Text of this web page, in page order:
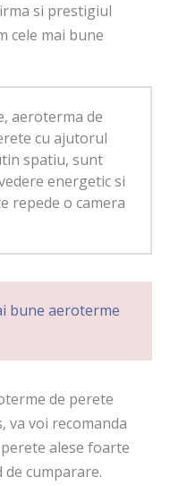
si prestigiul
cele mai bune
aeroterma de
cu ajutorul
spatiu, sunt
energetic si
repede o camera
bune aeroterme
de perete
va voi recomanda
alese foarte
cumparare.